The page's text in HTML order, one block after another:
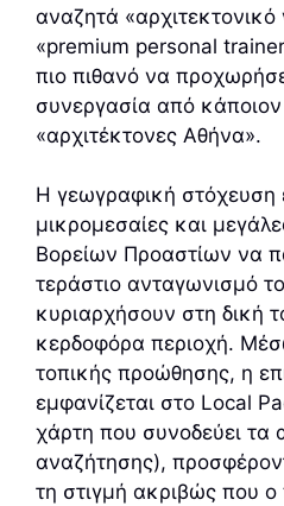
αναζητά
«premium personal
πιο πιθανό να
συνεργασία από
«αρχιτέκτονες Αθήνα».
Η γεωγραφική στόχευση
μικρομεσαίες και
Βορείων Προαστίων να
τεράστιο ανταγωνισμό
κυριαρχήσουν στη δική
κερδοφόρα περιοχή.
τοπικής προώθησης, η
εμφανίζεται στο Local
χάρτη που συνοδεύει τα
αναζήτησης),
τη στιγμή ακριβώς που ο